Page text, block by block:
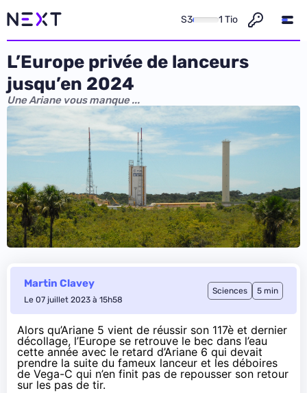
S3 1 Tio
L’Europe privée de lanceurs
jusqu’en 2024
Une Ariane vous manque ...
Martin Clavey
Le 07 juillet 2023 à 15h58
Sciences 5 min
Alors qu’Ariane 5 vient de réussir son 117è et dernier
décollage, l’Europe se retrouve le bec dans l’eau
cette année avec le retard d’Ariane 6 qui devait
prendre la suite du fameux lanceur et les déboires
de Vega-C qui n’en finit pas de repousser son retour
sur les pas de tir.